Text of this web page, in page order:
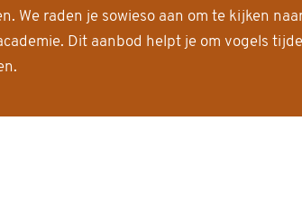
We raden je sowieso aan om te kijken
Dit aanbod helpt je om vogels